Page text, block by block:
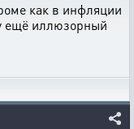
как в инфляции
ещё иллюзорный